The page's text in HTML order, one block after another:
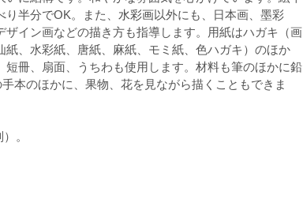
り半分でOK。また、 水彩画以外にも、日本画、墨彩
ザイン画などの描き方も指導します。用紙はハガキ（画
紙、水彩紙、唐紙、麻紙、モミ紙、色ハガキ）のほか
短冊、扇面、うちわも使用します。材料も筆のほかに鉛
本のほかに、果物、花を見ながら描くこともできま
。